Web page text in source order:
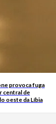
provoca fuga
central de
oeste da Líbia